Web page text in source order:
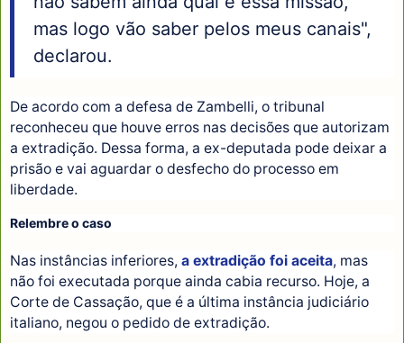
mas logo vão saber pelos meus canais",
declarou.
De acordo com a defesa de Zambelli, o tribunal
reconheceu que houve erros nas decisões que autorizam
a extradição. Dessa forma, a ex-deputada pode deixar a
prisão e vai aguardar o desfecho do processo em
liberdade.
Relembre o caso
Nas instâncias inferiores, a extradição foi aceita, mas
não foi executada porque ainda cabia recurso. Hoje, a
Corte de Cassação, que é a última instância judiciário
italiano, negou o pedido de extradição.